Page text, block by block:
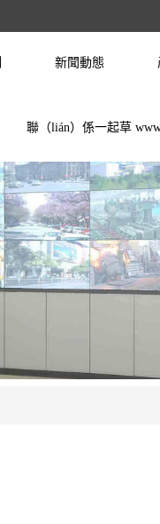
新聞動態
聯（lián）係一起草